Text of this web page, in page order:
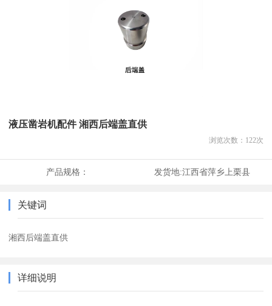
液压凿岩机配件 湘西后端盖直供
浏览次数： 122次
产品规格： 发货地:江西省萍乡上栗县
关键词
湘西后端盖直供
详细说明